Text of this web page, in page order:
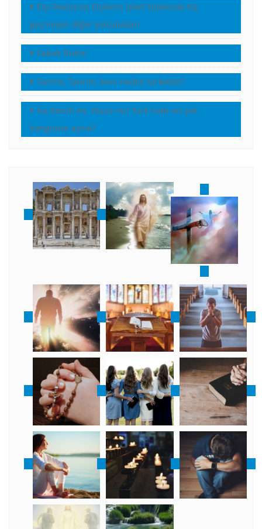
Elçi Pavlus’un Elçilerin İşleri kitabında hiç
geçmeyen diğer yolculukları
Sabah Rutini
Tanrım, Tanrım, beni neden terkettin?
İsa Mesih mi, Yeşua mı? Türk halkı en çok
hangisine aşina?